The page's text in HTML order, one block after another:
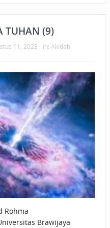
TUHAN (9)
11, 2023 In: Akidah
Rohma
Brawijaya